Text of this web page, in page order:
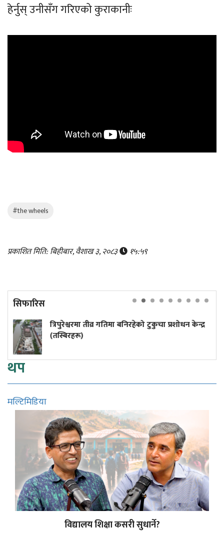
हेर्नुस् उनीसँग गरिएको कुराकानीः
#the wheels
प्रकाशित मिति: बिहीबार, वैशाख ३, २०८३ १५:५९
सिफारिस
तीव्र गतिमा बनिरहेको टुकुचा प्रशोधन केन्द्र
५०
थप
मल्टिमिडिया
विद्यालय शिक्षा कसरी सुधार्ने?